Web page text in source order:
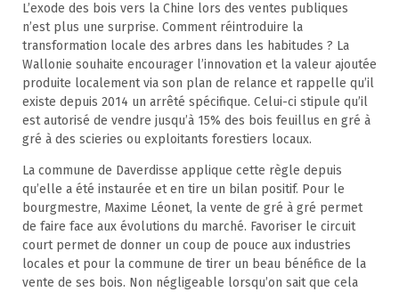
L’exode des bois vers la Chine lors des ventes publiques
n’est plus une surprise. Comment réintroduire la
transformation locale des arbres dans les habitudes ? La
Wallonie souhaite encourager l’innovation et la valeur ajoutée
produite localement via son plan de relance et rappelle qu’il
existe depuis 2014 un arrêté spécifique. Celui-ci stipule qu’il
est autorisé de vendre jusqu’à 15% des bois feuillus en gré à
gré à des scieries ou exploitants forestiers locaux.
La commune de Daverdisse applique cette règle depuis
qu’elle a été instaurée et en tire un bilan positif. Pour le
bourgmestre, Maxime Léonet, la vente de gré à gré permet
de faire face aux évolutions du marché. Favoriser le circuit
court permet de donner un coup de pouce aux industries
locales et pour la commune de tirer un beau bénéfice de la
vente de ses bois. Non négligeable lorsqu’on sait que cela